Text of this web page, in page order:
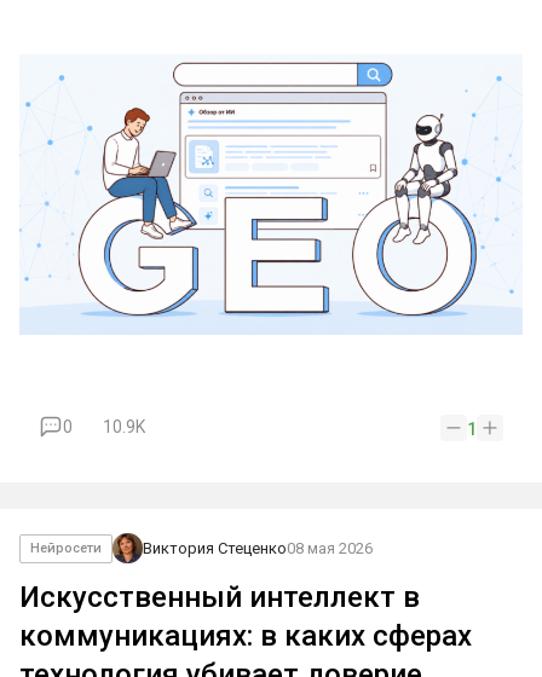
0 10.9K 1
Нейросети Виктория Стеценко08 мая 2026
Искусственный интеллект в
коммуникациях: в каких сферах